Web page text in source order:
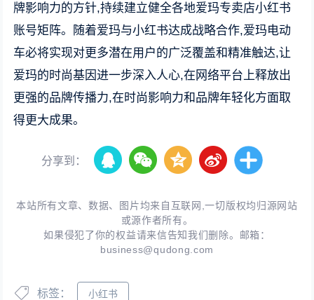
牌影响力的方针,持续建立健全各地爱玛专卖店小红书
账号矩阵。随着爱玛与小红书达成战略合作,爱玛电动
车必将实现对更多潜在用户的广泛覆盖和精准触达,让
爱玛的时尚基因进一步深入人心,在网络平台上释放出
更强的品牌传播力,在时尚影响力和品牌年轻化方面取
得更大成果。
分享到：
本站所有文章、数据、图片均来自互联网,一切版权均归源网站
或源作者所有。
如果侵犯了你的权益请来信告知我们删除。邮箱：
business@qudong.com
标签： 小红书